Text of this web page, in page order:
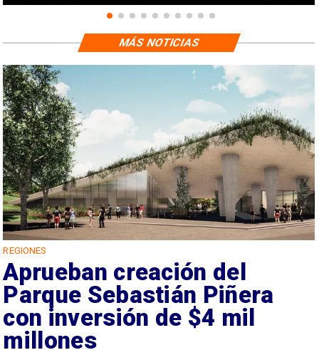
REGIONES
Aprueban creación del
Parque Sebastián Piñera
con inversión de $4 mil
millones
MÁS NOTICIAS